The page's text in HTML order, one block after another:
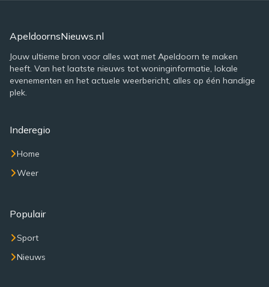
ApeldoornsNieuws.nl
Jouw ultieme bron voor alles wat met Apeldoorn te maken
heeft. Van het laatste nieuws tot woninginformatie, lokale
evenementen en het actuele weerbericht, alles op één handige
plek.
Inderegio
Home
Weer
Populair
Sport
Nieuws